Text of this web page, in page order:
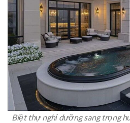
Biệt thự nghỉ dưỡng sang trọng